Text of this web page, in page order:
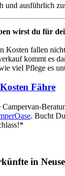
und ausführlich
wirst du für
Kosten fallen
kommt es
viel Pflege es
. Bucht
in